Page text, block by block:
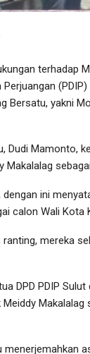
terhadap
Bersatu, yakni
Dudi Mamonto,
ini
calon Wali Kota
mereka
DPD PDIP
menerjemahkan